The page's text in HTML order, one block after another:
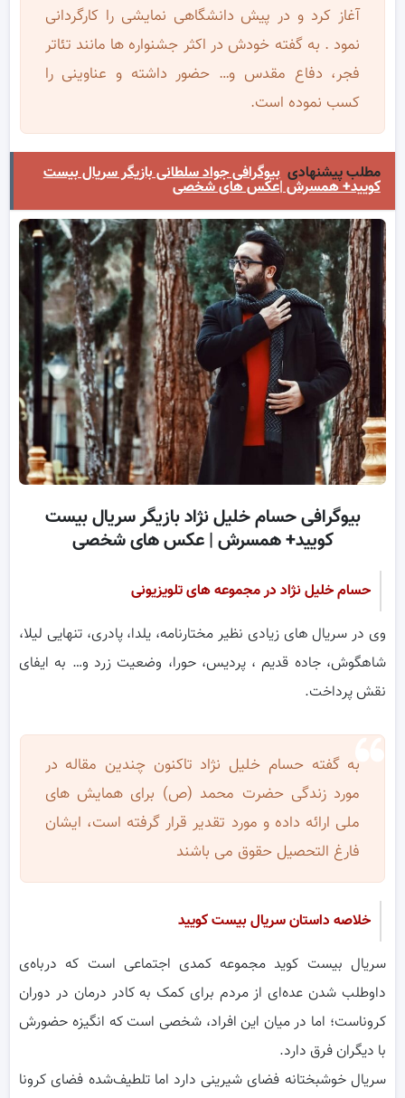
آغاز کرد و در پیش دانشگاهی نمایشی را کارگردانی
نمود . به گفته خودش در اکثر جشنواره ها مانند تئاتر
فجر، دفاع مقدس و… حضور داشته و عناوینی را
کسب نموده است.
مطلب پیشنهادی بیوگرافی جواد سلطانی بازیگر سریال بیست
کویید+ همسرش |عکس های شخصی
بیوگرافی حسام خلیل نژاد بازیگر سریال بیست
کویید+ همسرش | عکس های شخصی
حسام خلیل نژاد در مجموعه های تلویزیونی
وی در سریال های زیادی نظیر مختارنامه، یلدا، پادری، تنهایی لیلا،
شاهگوش، جاده قدیم ، پردیس، حورا، وضعیت زرد و… به ایفای
نقش پرداخت.
به گفته حسام خلیل نژاد تاکنون چندین مقاله در
مورد زندگی حضرت محمد (ص) برای همایش های
ملی ارائه داده و مورد تقدیر قرار گرفته است، ایشان
فارغ التحصیل حقوق می باشند
خلاصه داستان سریال بیست کویید
سریال بیست کوید مجموعه کمدی اجتماعی است که درباه‌ی
داوطلب شدن عده‌ای از مردم برای کمک به کادر درمان در دوران
کروناست؛ اما در میان این افراد، شخصی است که انگیزه حضورش
با دیگران فرق دارد.
سریال خوشبختانه فضای شیرینی دارد اما تلطیف‌شده فضای کرونا